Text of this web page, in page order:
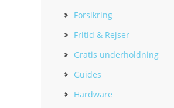
Forsikring
Fritid & Rejser
Gratis underholdning
Guides
Hardware